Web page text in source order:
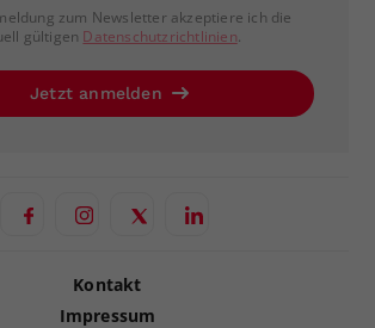
zum Newsletter akzeptiere ich die
gültigen Datenschutzrichtlinien.
Jetzt anmelden
Kontakt
Impressum